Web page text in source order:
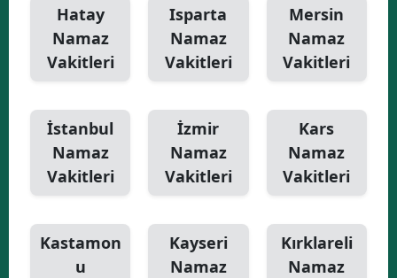
Hatay
Namaz
Vakitleri
Isparta
Namaz
Vakitleri
Mersin
Namaz
Vakitleri
İstanbul
Namaz
Vakitleri
İzmir
Namaz
Vakitleri
Kars
Namaz
Vakitleri
Kastamon
u
Kayseri
Namaz
Kırklareli
Namaz